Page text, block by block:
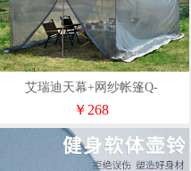
艾瑞迪天幕+网纱帐篷Q-
027(2.5m*3m银胶+网纱）
￥268